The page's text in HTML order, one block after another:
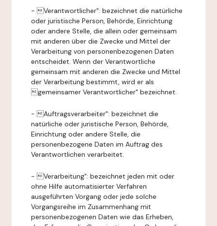
- Verantwortlicher": bezeichnet die natürliche
oder juristische Person, Behörde, Einrichtung
oder andere Stelle, die allein oder gemeinsam
mit anderen über die Zwecke und Mittel der
Verarbeitung von personenbezogenen Daten
entscheidet. Wenn der Verantwortliche
gemeinsam mit anderen die Zwecke und Mittel
der Verarbeitung bestimmt, wird er als
gemeinsamer Verantwortlicher" bezeichnet.
- Auftragsverarbeiter": bezeichnet die
natürliche oder juristische Person, Behörde,
Einrichtung oder andere Stelle, die
personenbezogene Daten im Auftrag des
Verantwortlichen verarbeitet.
- Verarbeitung": bezeichnet jeden mit oder
ohne Hilfe automatisierter Verfahren
ausgeführten Vorgang oder jede solche
Vorgangsreihe im Zusammenhang mit
personenbezogenen Daten wie das Erheben,